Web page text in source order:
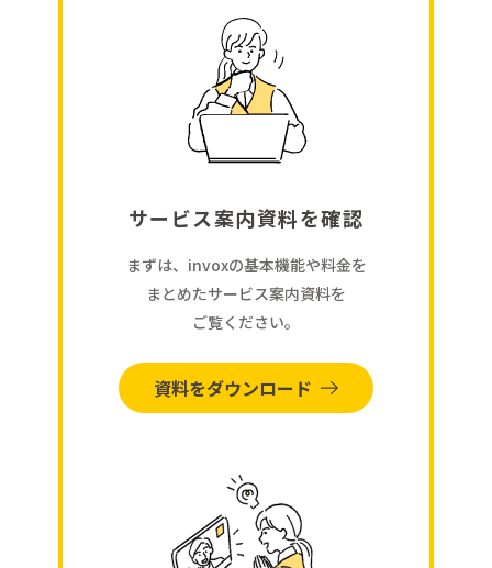
サービス案内資料を確認
まずは、invoxの基本機能や料金を
まとめたサービス案内資料を
ご覧ください。
資料をダウンロード